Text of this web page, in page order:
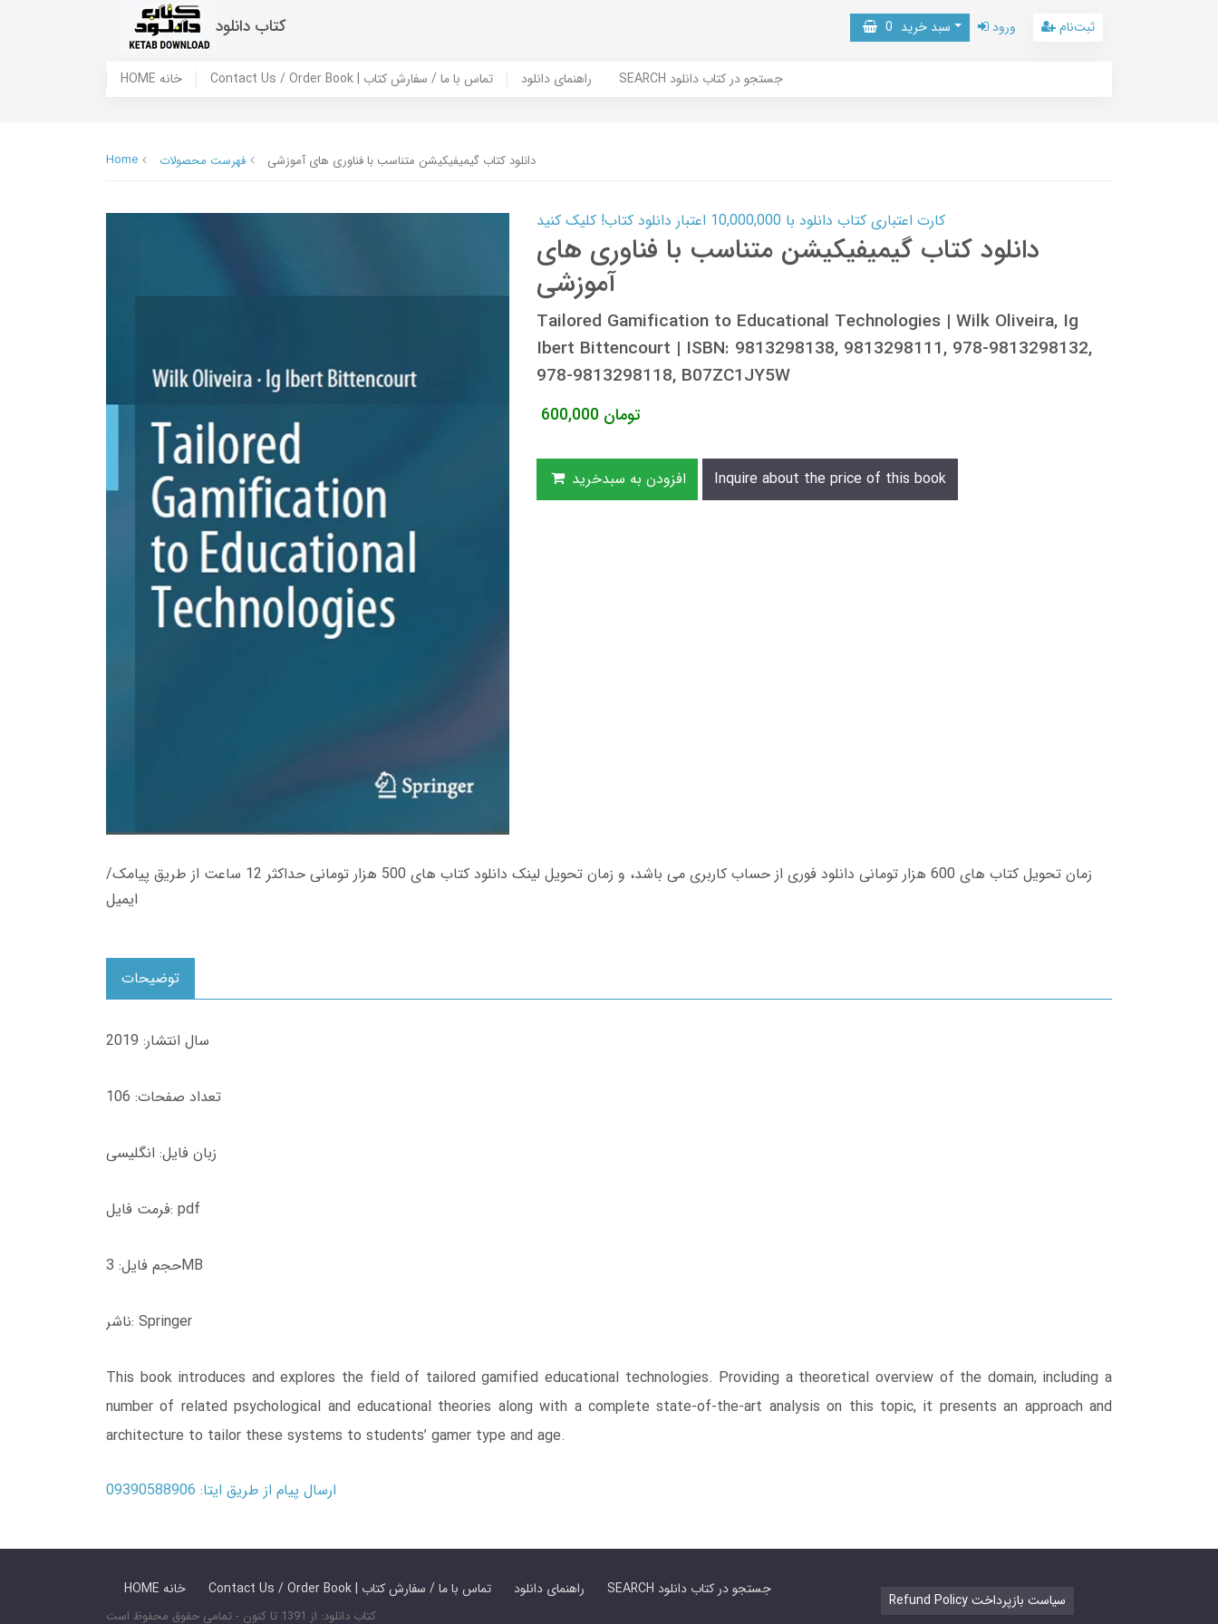
کتاب دانلود سبد خرید 0 ورود ثبت‌نام
HOME خانه Contact Us / Order Book | تماس با ما / سفارش کتاب راهنمای دانلود SEARCH جستجو در کتاب دانلود
Home فهرست محصولات دانلود کتاب گیمیفیکیشن متناسب با فناوری های آموزشی
کارت اعتباری کتاب دانلود با 10,000,000 اعتبار دانلود کتاب! کلیک کنید
دانلود کتاب گیمیفیکیشن متناسب با فناوری های
آموزشی
Tailored Gamification to Educational Technologies | Wilk Oliveira, Ig
Ibert Bittencourt | ISBN: 9813298138, 9813298111, 978-9813298132,
978-9813298118, B07ZC1JY5W
600,000 تومان
افزودن به سبدخرید Inquire about the price of this book
زمان تحویل کتاب های 600 هزار تومانی دانلود فوری از حساب کاربری می باشد، و زمان تحویل لینک دانلود کتاب های 500 هزار تومانی حداکثر 12 ساعت از طریق پیامک/
ایمیل
توضیحات
سال انتشار: 2019
تعداد صفحات: 106
زبان فایل: انگلیسی
فرمت فایل: pdf
حجم فایل: 3MB
ناشر: Springer
This book introduces and explores the field of tailored gamified educational technologies. Providing a theoretical overview of the domain, including a
number of related psychological and educational theories along with a complete state-of-the-art analysis on this topic, it presents an approach and
architecture to tailor these systems to students’ gamer type and age.
ارسال پیام از طریق ایتا: 09390588906
HOME خانه Contact Us / Order Book | تماس با ما / سفارش کتاب راهنمای دانلود SEARCH جستجو در کتاب دانلود
کتاب دانلود: از 1391 تا کنون - تمامی حقوق محفوظ است
Refund Policy سیاست بازپرداخت